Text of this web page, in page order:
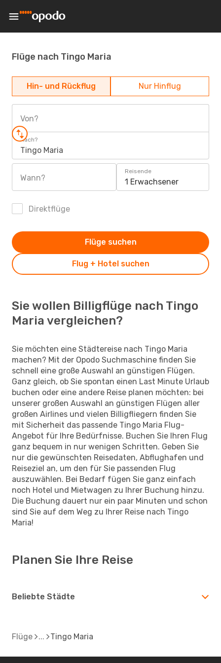
Flüge nach Tingo Maria
Hin- und Rückflug Nur Hinflug
Von?
Nach?
Tingo Maria
Wann?
Reisende
1 Erwachsener
Direktflüge
Flug + Hotel suchen
Flüge suchen
Sie wollen Billigflüge nach Tingo
Maria vergleichen?
Sie möchten eine Städtereise nach Tingo Maria
machen? Mit der Opodo Suchmaschine finden Sie
schnell eine große Auswahl an günstigen Flügen.
Ganz gleich, ob Sie spontan einen Last Minute Urlaub
buchen oder eine andere Reise planen möchten: bei
unserer großen Auswahl an günstigen Flügen aller
großen Airlines und vielen Billigfliegern finden Sie
mit Sicherheit das passende Tingo Maria Flug-
Angebot für Ihre Bedürfnisse. Buchen Sie Ihren Flug
ganz bequem in nur wenigen Schritten. Geben Sie
nur die gewünschten Reisedaten, Abflughafen und
Reiseziel an, um den für Sie passenden Flug
auszuwählen. Bei Bedarf fügen Sie ganz einfach
noch Hotel und Mietwagen zu Ihrer Buchung hinzu.
Die Buchung dauert nur ein paar Minuten und schon
sind Sie auf dem Weg zu Ihrer Reise nach Tingo
Maria!
Planen Sie Ihre Reise
Beliebte Städte
Flüge Tingo Maria